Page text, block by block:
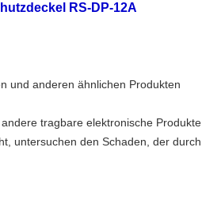
RS-DP-12A
und anderen ähnlichen Produkten
tragbare elektronische Produkte
untersuchen den Schaden, der durch